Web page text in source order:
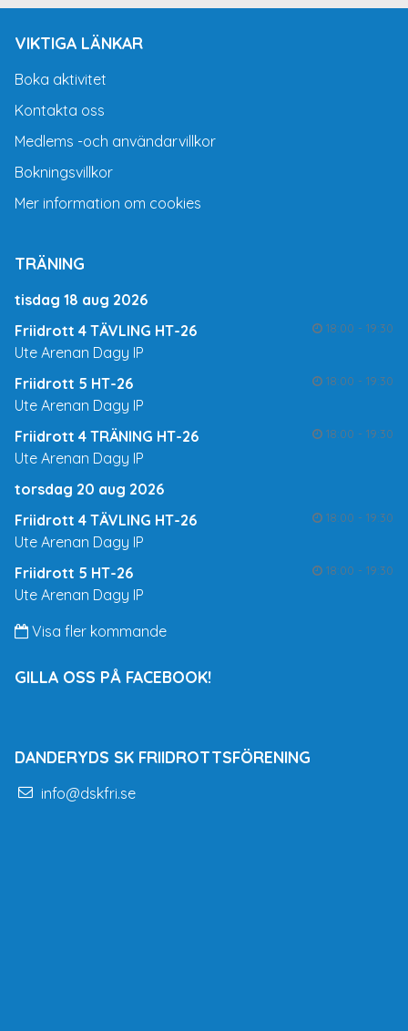
VIKTIGA LÄNKAR
Boka aktivitet
Kontakta oss
Medlems -och användarvillkor
Bokningsvillkor
Mer information om cookies
TRÄNING
tisdag 18 aug 2026
Friidrott 4 TÄVLING HT-26
18:00 - 19:30
Ute Arenan Dagy IP
Friidrott 5 HT-26
18:00 - 19:30
Ute Arenan Dagy IP
Friidrott 4 TRÄNING HT-26
18:00 - 19:30
Ute Arenan Dagy IP
torsdag 20 aug 2026
Friidrott 4 TÄVLING HT-26
18:00 - 19:30
Ute Arenan Dagy IP
Friidrott 5 HT-26
18:00 - 19:30
Ute Arenan Dagy IP
Visa fler kommande
GILLA OSS PÅ FACEBOOK!
DANDERYDS SK FRIIDROTTSFÖRENING
info@dskfri.se